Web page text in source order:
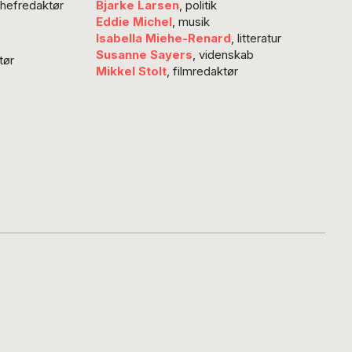
Bjarke Larsen, politik
Eddie Michel, musik
Isabella Miehe-Renard, litteratur
Susanne Sayers, videnskab
Mikkel Stolt, filmredaktør